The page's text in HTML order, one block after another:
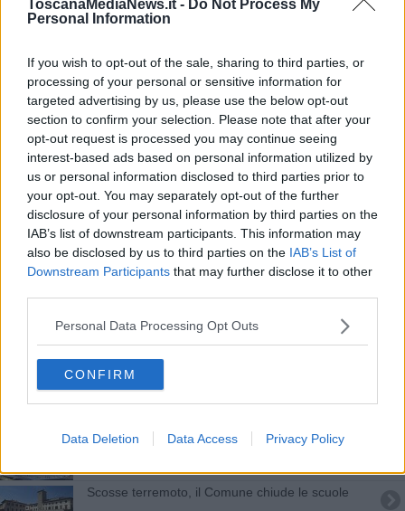
ToscanaMediaNews.it - Do Not Process My
Personal Information
If you wish to opt-out of the sale, sharing to third parties, or
processing of your personal or sensitive information for
targeted advertising by us, please use the below opt-out
section to confirm your selection. Please note that after your
opt-out request is processed you may continue seeing
interest-based ads based on personal information utilized by
us or personal information disclosed to third parties prior to
your opt-out. You may separately opt-out of the further
disclosure of your personal information by third parties on the
IAB’s list of downstream participants. This information may
also be disclosed by us to third parties on the IAB’s List of
Downstream Participants that may further disclose it to other
Personal Data Processing Opt Outs
CONFIRM
Data Deletion Data Access Privacy Policy
Nidi Gratis in Toscana, confermata la misura
Ecosistemi digitali, il turismo del futuro
Notte di lavoro alla ricerca dei dispersi
Consip, è arrivato il braccialetto per Romeo
"I debiti di Asa scaricati sui livornesi"
Sesso con prostitute, poliziotto perde il posto
"La Toscana non è fra le cattive della classe"
Appalti pubblici irregolari per 187 milioni
Scosse terremoto, il Comune chiude le scuole